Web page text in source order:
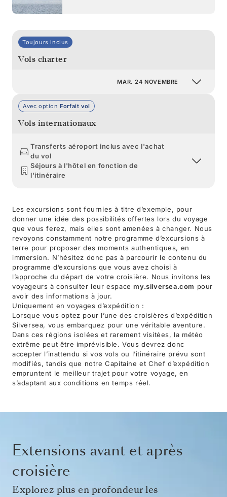
Toujours inclus
Vols charter
MAR. 24 NOVEMBRE
Avec option Forfait vol
Vols internationaux
Transferts aéroport inclus avec l'achat
du vol
Séjours à l'hôtel en fonction de
l'itinéraire
Les excursions sont fournies à titre d’exemple, pour
donner une idée des possibilités offertes lors du voyage
que vous ferez, mais elles sont amenées à changer. Nous
revoyons constamment notre programme d’excursions à
terre pour proposer des moments authentiques, en
immersion. N’hésitez donc pas à parcourir le contenu du
programme d’excursions que vous avez choisi à
l’approche du départ de votre croisière. Nous invitons les
voyageurs à consulter leur espacemy.silversea.com pour
avoir des informations à jour.
Uniquement en voyages d’expédition :
Lorsque vous optez pour l’une des croisières d’expédition
Silversea, vous embarquez pour une véritable aventure.
Dans ces régions isolées et rarement visitées, la météo
extrême peut être imprévisible. Vous devrez donc
accepter l’inattendu si vos vols ou l’itinéraire prévu sont
modifiés, tandis que notre Capitaine et Chef d’expédition
empruntent le meilleur trajet pour votre voyage, en
s’adaptant aux conditions en temps réel.
Extensions avant et après
croisière
Explorez plus en profondeur les